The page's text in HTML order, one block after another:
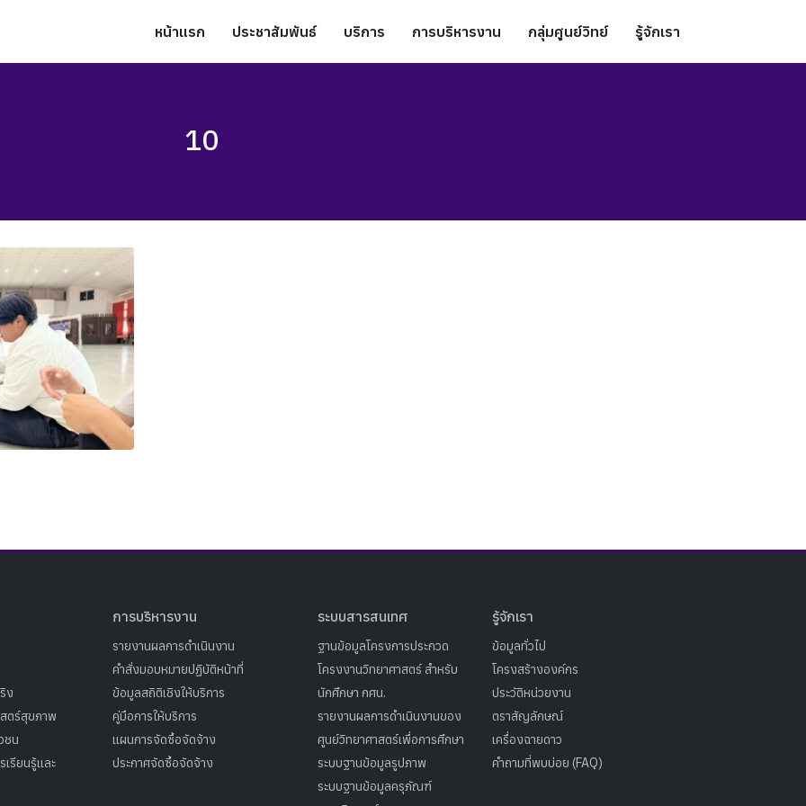
หน้าแรก ประชาสัมพันธ์ บริการ การบริหารงาน กลุ่มศูนย์วิทย์ รู้จักเรา
10
ง
ตร์สุขภาพ
ชน
เรียนรู้และ
การบริหารงาน
รายงานผลการดำเนินงาน
คำสั่งมอบหมายปฏิบัติหน้าที่
ข้อมูลสถิติเชิงให้บริการ
คู่มือการให้บริการ
แผนการจัดซื้อจัดจ้าง
ประกาศจัดซื้อจัดจ้าง
ระบบสารสนเทศ
ฐานข้อมูลโครงการประกวด
โครงงานวิทยาศาสตร์ สำหรับ
นักศึกษา กศน.
รายงานผลการดำเนินงานของ
ศูนย์วิทยาศาสตร์เพื่อการศึกษา
ระบบฐานข้อมูลรูปภาพ
ระบบฐานข้อมูลครุภัณฑ์
รู้จักเรา
ข้อมูลทั่วไป
โครงสร้างองค์กร
ประวัติหน่วยงาน
ตราสัญลักษณ์
เครื่องฉายดาว
คำถามที่พบบ่อย (FAQ)